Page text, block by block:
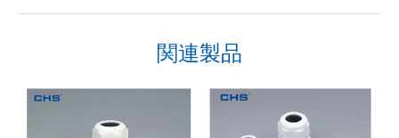
関連製品